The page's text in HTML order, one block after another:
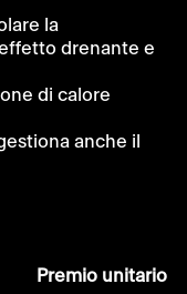
la
drenante e
di calore
anche il
Premio unitario